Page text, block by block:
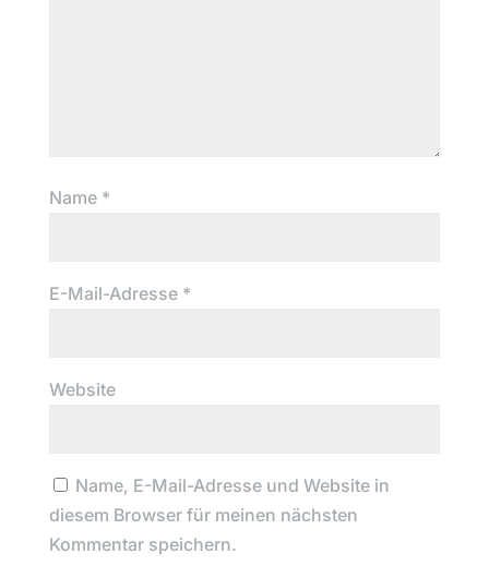
Name *
E-Mail-Adresse *
Website
Name, E-Mail-Adresse und Website in
diesem Browser für meinen nächsten
Kommentar speichern.